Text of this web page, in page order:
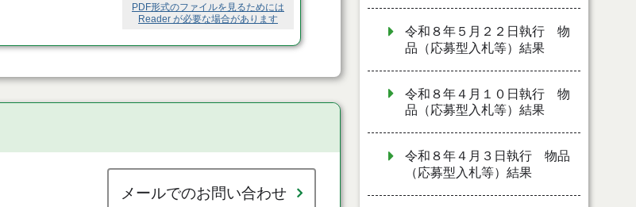
PDF形式のファイルを見るためには
Reader が必要な場合があります
メールでのお問い合わせ
令和８年５月２２日執行 物
品（応募型入札等）結果
令和８年４月１０日執行 物
品（応募型入札等）結果
令和８年４月３日執行 物品
（応募型入札等）結果